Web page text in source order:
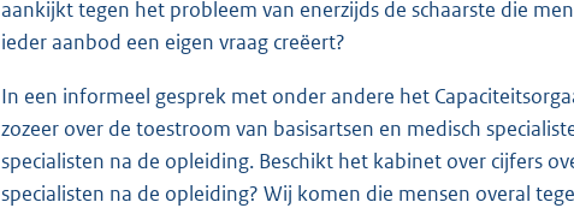
aankijkt tegen het probleem van enerzijds de schaarste die
ieder aanbod een eigen vraag creëert?
In een informeel gesprek met onder andere het
zozeer over de toestroom van basisartsen en medisch
specialisten na de opleiding. Beschikt het kabinet over cijfers
specialisten na de opleiding? Wij komen die mensen overal